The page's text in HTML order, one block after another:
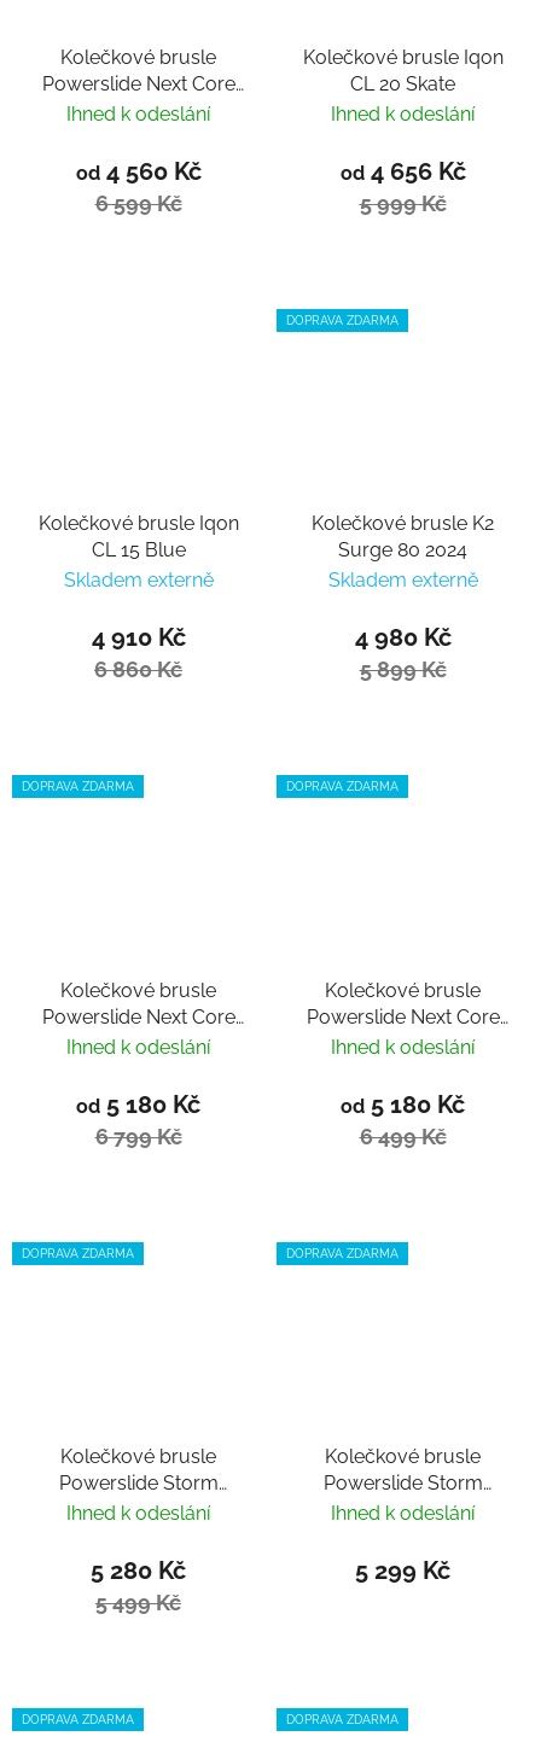
Kolečkové brusle
Powerslide Next Core
Black 100 Trinity
Ihned k odeslání
od4 560 Kč
6 599 Kč
Kolečkové brusle Iqon
CL 20 Skate
Ihned k odeslání
od4 656 Kč
5 999 Kč
Kolečkové brusle Iqon
CL 15 Blue
Skladem externě
4 910 Kč
6 860 Kč
DOPRAVA ZDARMA
Kolečkové brusle K2
Surge 80 2024
Skladem externě
4 980 Kč
5 899 Kč
DOPRAVA ZDARMA
Kolečkové brusle
Powerslide Next Core
Black 100 Trinity 2024
Ihned k odeslání
od 5 180 Kč
6 799 Kč
DOPRAVA ZDARMA
Kolečkové brusle
Powerslide Next Core
Black 90 Trinity 2024
Ihned k odeslání
od 5 180 Kč
6 499 Kč
DOPRAVA ZDARMA
Kolečkové brusle
Powerslide Storm
Mango 80
Ihned k odeslání
5 280 Kč
5 499 Kč
DOPRAVA ZDARMA
Kolečkové brusle
Powerslide Storm
Black 80
Ihned k odeslání
5 299 Kč
DOPRAVA ZDARMA DOPRAVA ZDARMA